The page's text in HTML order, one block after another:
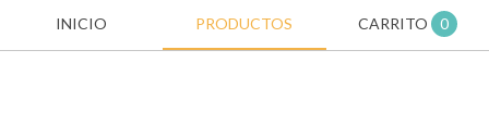
INICIO PRODUCTOS CARRITO 0